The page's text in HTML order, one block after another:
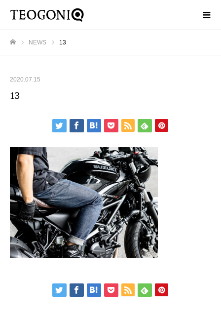
NEWS 13
2020.07.15
13